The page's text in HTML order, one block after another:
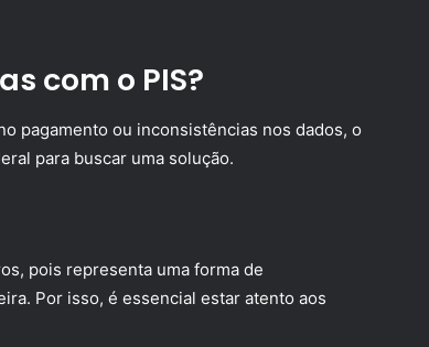
com o PIS?
pagamento ou inconsistências nos dados, o
para buscar uma solução.
pois representa uma forma de
Por isso, é essencial estar atento aos